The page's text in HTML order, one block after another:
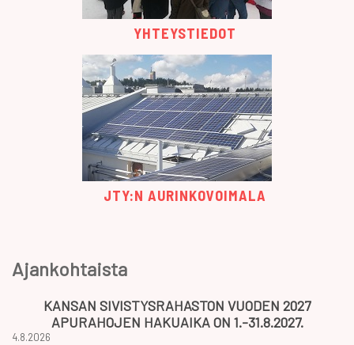
YHTEYSTIEDOT
JTY:N AURINKOVOIMALA
Ajankohtaista
KANSAN SIVISTYSRAHASTON VUODEN 2027
APURAHOJEN HAKUAIKA ON 1.-31.8.2027.
4.8.2026